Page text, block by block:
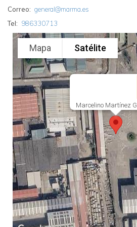
Correo
general@marma.es
Tel
986330713
Marcelino Martínez
Mapa Satélite